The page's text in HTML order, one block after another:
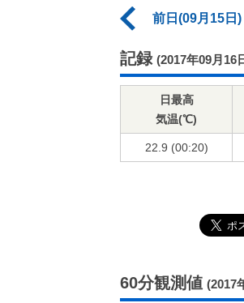
前日(09月15日)
記録 (2017年09月16
日最高
気温(℃)
22.9 (00:20)
60分観測値 (2017